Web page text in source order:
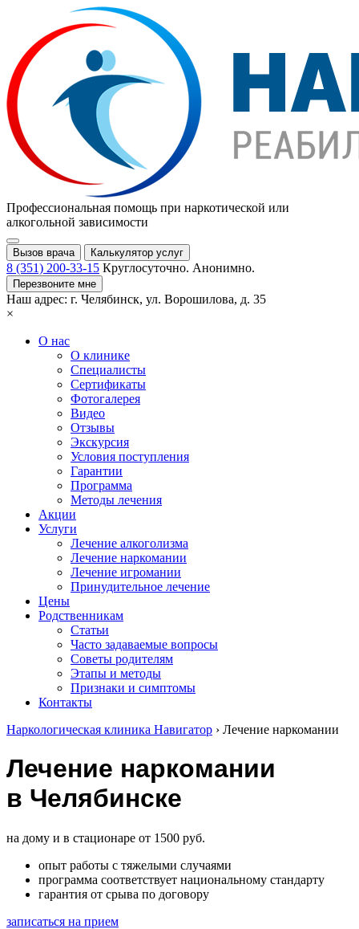
Профессиональная помощь при наркотической или
алкогольной зависимости
Вызов врача Калькулятор услуг
8 (351) 200-33-15 Круглосуточно. Анонимно.
Перезвоните мне
Наш адрес: г. Челябинск, ул. Ворошилова, д. 35
×
О нас
О клинике
Специалисты
Сертификаты
Фотогалерея
Видео
Отзывы
Экскурсия
Условия поступления
Гарантии
Программа
Методы лечения
Акции
Услуги
Лечение алкоголизма
Лечение наркомании
Лечение игромании
Принудительное лечение
Цены
Родственникам
Статьи
Часто задаваемые вопросы
Советы родителям
Этапы и методы
Признаки и симптомы
Контакты
Наркологическая клиника Навигатор › Лечение наркомании
Лечение наркомании
в Челябинске
на дому и в стационаре от 1500 руб.
опыт работы с тяжелыми случаями
программа соответствует национальному стандарту
гарантия от срыва по договору
записаться на прием